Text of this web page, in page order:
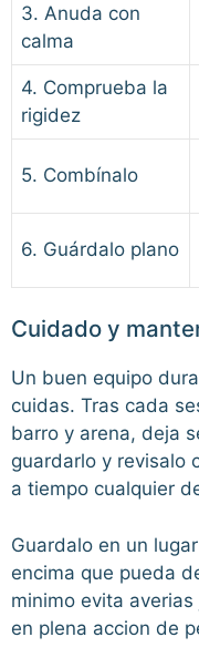
3. Anuda con
calma
4. Comprueba la
rigidez
5. Combínalo
6. Guárdalo plano
Cuidado y
Un buen equipo
cuidas. Tras cada
barro y arena, deja
guardarlo y revisalo
a tiempo cualquier
Guardalo en un
encima que pueda
minimo evita
en plena accion de